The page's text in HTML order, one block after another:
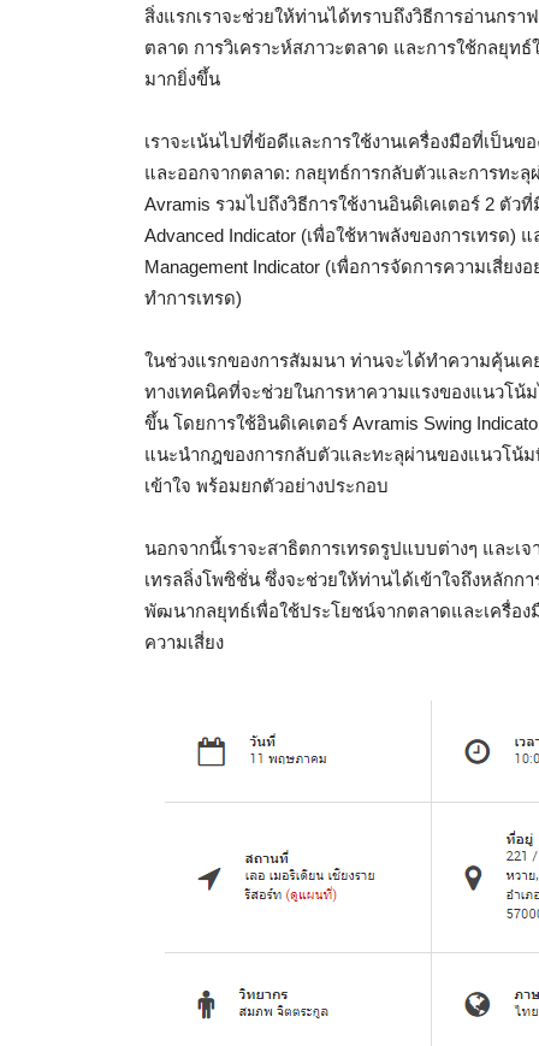
สิ่งแรกเราจะช่วยให้ท่านได้ทราบถึงวิธีการอ่านกร
ตลาด การวิเคราะห์สภาวะตลาด และการใช้กลยุทธ์
มากยิ่งขึ้น
เราจะเน้นไปที่ข้อดีและการใช้งานเครื่องมือที่เป็นขอ
และออกจากตลาด: กลยุทธ์การกลับตัวและการทะลุ
Avramis รวมไปถึงวิธีการใช้งานอินดิเคเตอร์ 2 ตัว
Advanced Indicator (เพื่อใช้หาพลังของการเทรด)
Management Indicator (เพื่อการจัดการความเสี่ยง
ทำการเทรด)
ในช่วงแรกของการสัมมนา ท่านจะได้ทำความคุ้นเค
ทางเทคนิคที่จะช่วยในการหาความแรงของแนวโน้
ขึ้น โดยการใช้อินดิเคเตอร์ Avramis Swing
แนะนำกฎของการกลับตัวและทะลุผ่านของแนวโน้
เข้าใจ พร้อมยกตัวอย่างประกอบ
นอกจากนี้เราจะสาธิตการเทรดรูปแบบต่างๆ และเ
เทรลลิ่งโพซิชั่น ซึ่งจะช่วยให้ท่านได้เข้าใจถึงหลักก
พัฒนากลยุทธ์เพื่อใช้ประโยชน์จากตลาดและเครื่อง
ความเสี่ยง